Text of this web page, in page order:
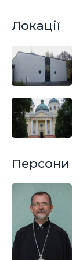
Локації
Персони